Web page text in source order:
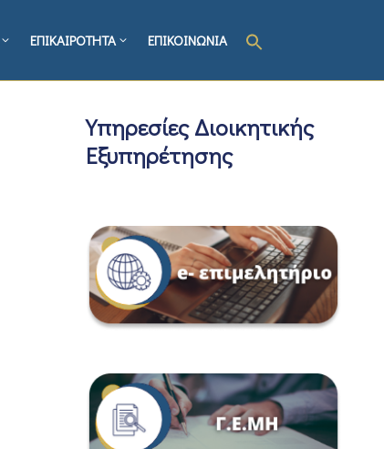
ΕΠΙΚΑΙΡΟΤΗΤΑ ΕΠΙΚΟΙΝΩΝΙΑ
Υπηρεσίες Διοικητικής
Εξυπηρέτησης